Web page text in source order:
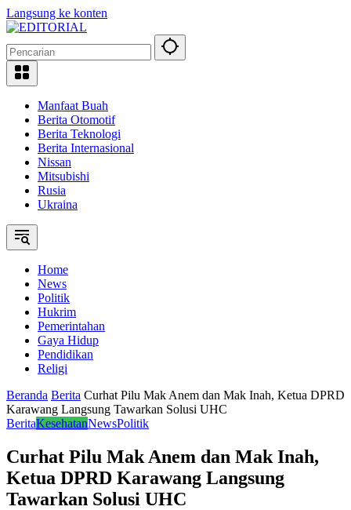
Langsung ke konten
Manfaat Buah
Berita Otomotif
Berita Teknologi
Berita Internasional
Nissan
Mitsubishi
Rusia
Ukraina
Home
News
Politik
Hukrim
Pemerintahan
Gaya Hidup
Pendidikan
Religi
Beranda Berita Curhat Pilu Mak Anem dan Mak Inah, Ketua DPRD
Karawang Langsung Tawarkan Solusi UHC
BeritaKesehatanNewsPolitik
Curhat Pilu Mak Anem dan Mak Inah,
Ketua DPRD Karawang Langsung
Tawarkan Solusi UHC